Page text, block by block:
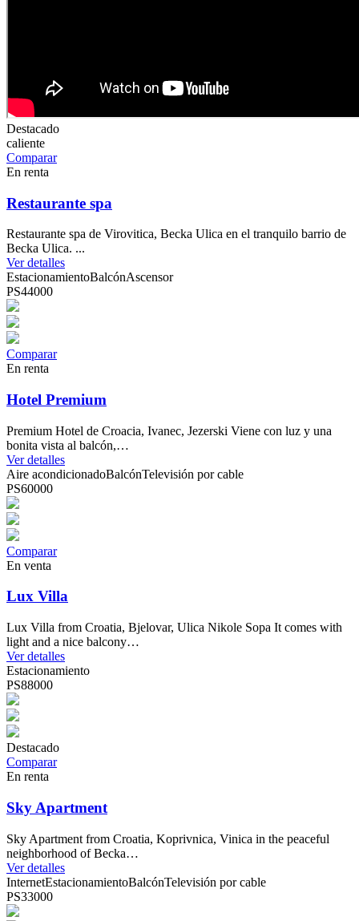
Destacado
caliente
Comparar
En renta
Restaurante spa
Restaurante spa de Virovitica, Becka Ulica en el tranquilo barrio de
Becka Ulica. ...
Ver detalles
EstacionamientoBalcónAscensor
PS44000
Comparar
En renta
Hotel Premium
Premium Hotel de Croacia, Ivanec, Jezerski Viene con luz y una
bonita vista al balcón,…
Ver detalles
Aire acondicionadoBalcónTelevisión por cable
PS60000
Comparar
En venta
Lux Villa
Lux Villa from Croatia, Bjelovar, Ulica Nikole Sopa It comes with
light and a nice balcony…
Ver detalles
Estacionamiento
PS88000
Destacado
Comparar
En renta
Sky Apartment
Sky Apartment from Croatia, Koprivnica, Vinica in the peaceful
neighborhood of Becka…
Ver detalles
InternetEstacionamientoBalcónTelevisión por cable
PS33000